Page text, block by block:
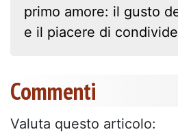
primo amore: il gusto
e il piacere di
Commenti
Valuta questo articolo: